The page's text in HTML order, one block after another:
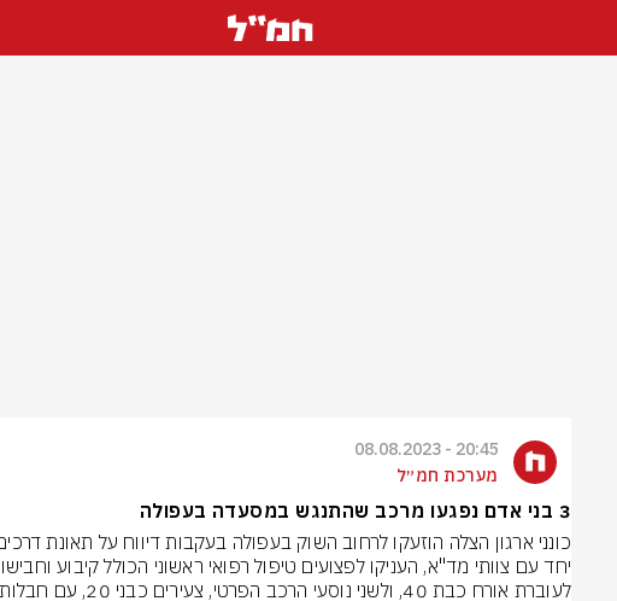
20:45 - 08.08.2023
מערכת חמ״ל
3 בני אדם נפגעו מרכב שהתנגש במסעדה בעפולה